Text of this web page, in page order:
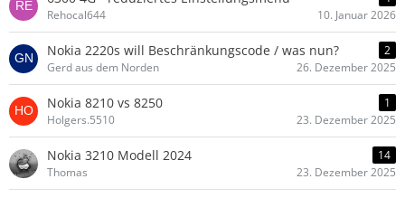
Rehocal644
10. Januar 2026
Nokia 2220s will Beschränkungscode / was nun?
2
Gerd aus dem Norden
26. Dezember 2025
Nokia 8210 vs 8250
1
Holgers.5510
23. Dezember 2025
Nokia 3210 Modell 2024
14
Thomas
23. Dezember 2025